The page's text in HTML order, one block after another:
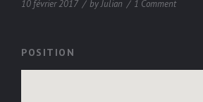
10 février 2017 byJulian 1 Comment
POSITION